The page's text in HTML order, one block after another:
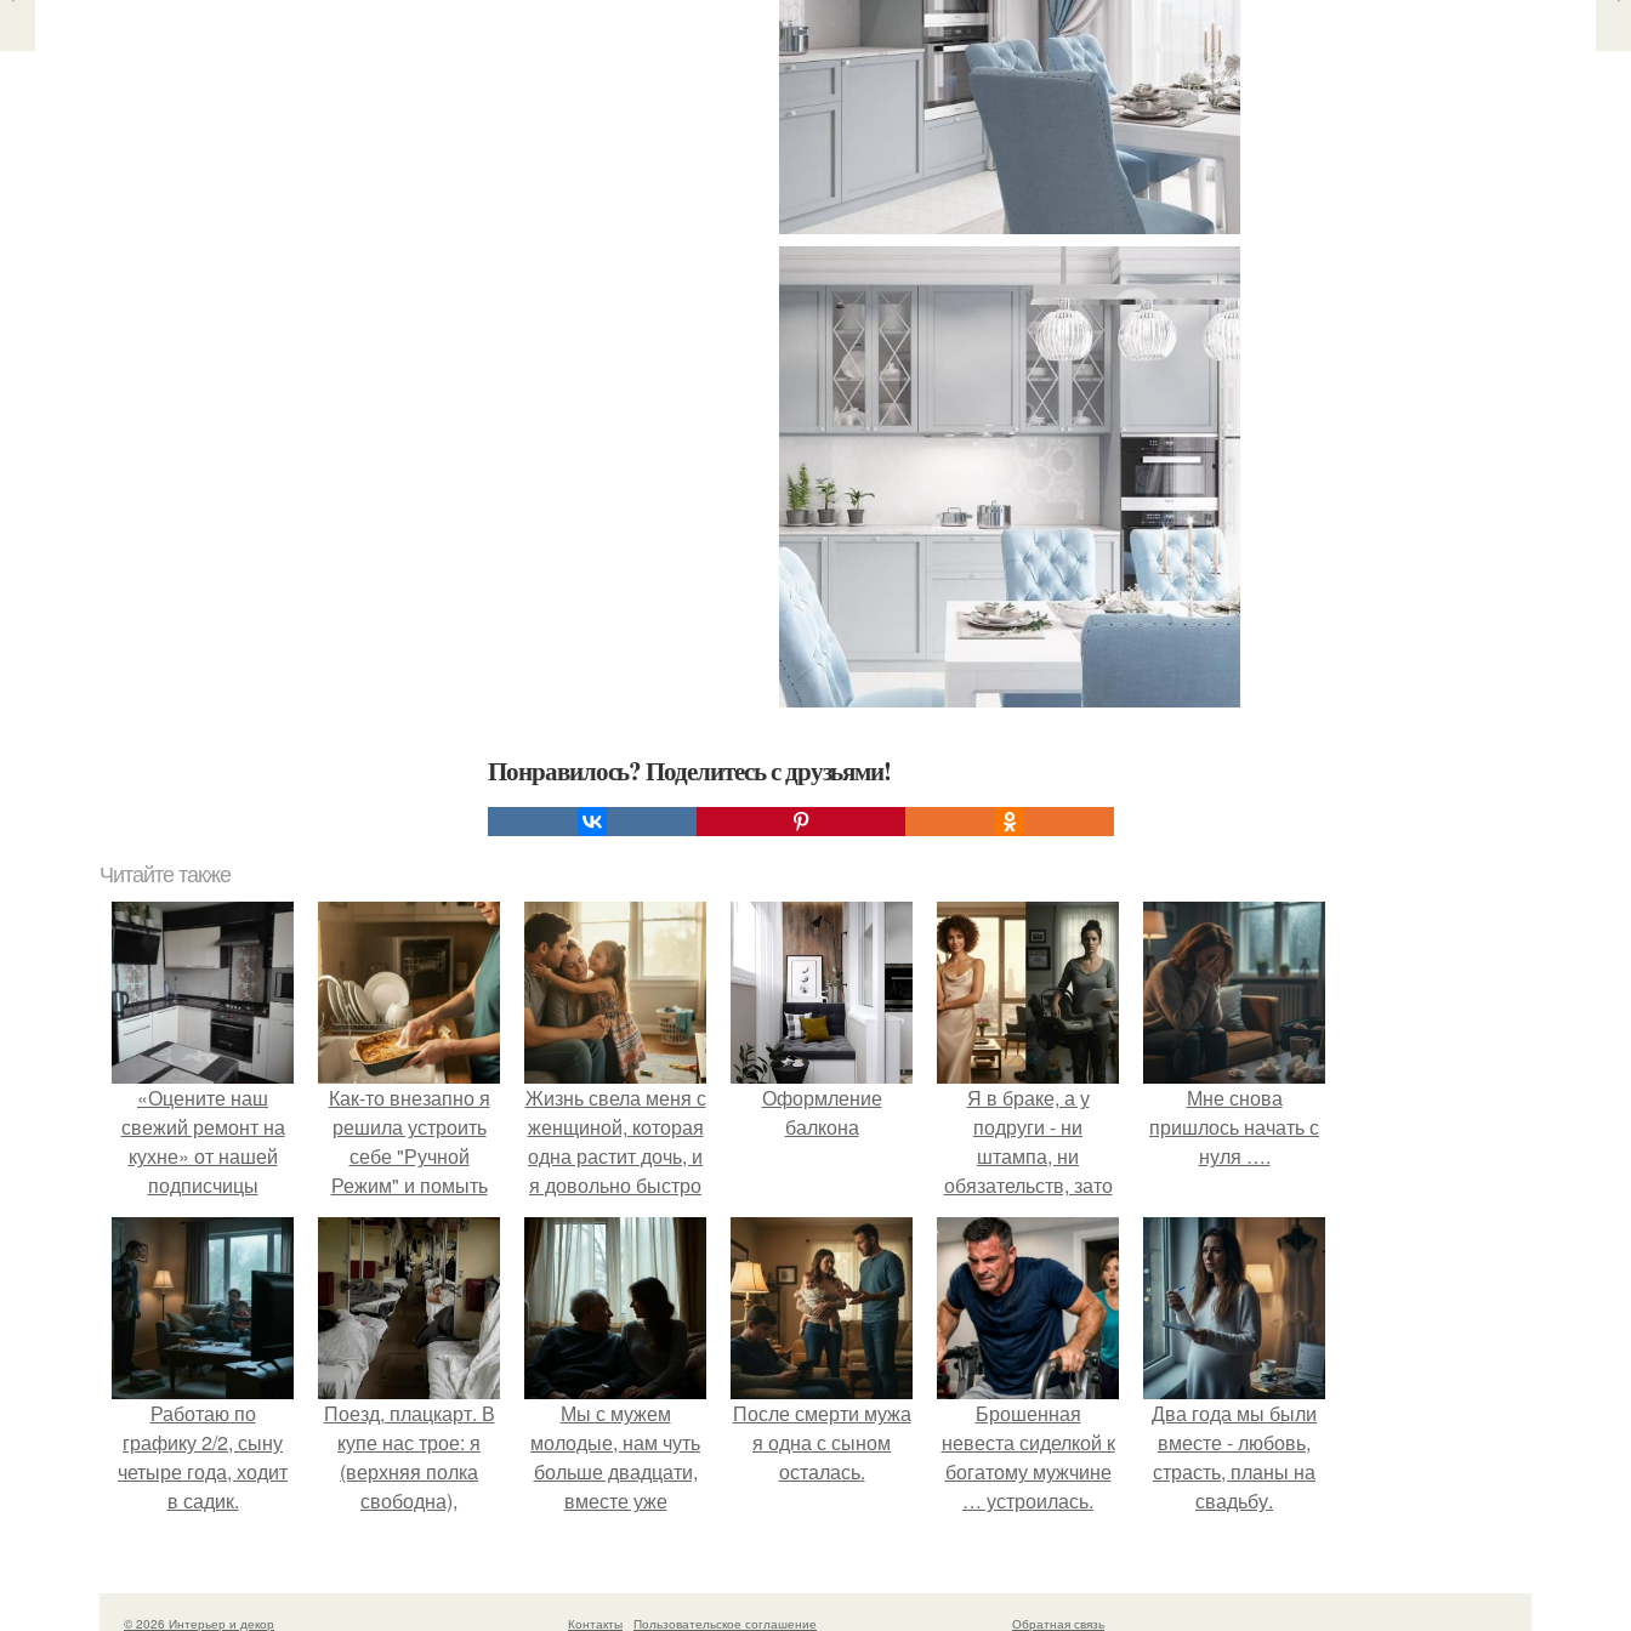
Понравилось? Поделитесь с друзьями!
Читайте также
«Оцените наш
свежий ремонт на
кухне» от нашей
подписчицы
Как-то внезапно я
решила устроить
себе "Ручной
Режим" и помыть
посуду без помощи
техники.
Жизнь свела меня с
женщиной, которая
одна растит дочь, и
я довольно быстро
привязался к ним
обеим.
Оформление
балкона
Я в браке, а у
подруги - ни
штампа, ни
обязательств, зато
ключи от новой
квартиры, которую
ей подарил
обеспеченный
мужчина.
Мне снова
пришлось начать с
нуля ….
Работаю по
графику 2/2, сыну
четыре года, ходит
в садик.
Поезд, плацкарт. В
купе нас трое: я
(верхняя полка
свободна),
сорока с дочкой
Мы с мужем
молодые, нам чуть
больше двадцати,
вместе уже
- сыну всего год.
После смерти мужа
я одна с сыном
осталась.
Брошенная
невеста сиделкой к
богатому мужчине
… устроилась.
Два года мы были
вместе - любовь,
страсть, планы на
свадьбу.
© 2026 Интерьер и декор Контакты Пользовательское соглашение Обратная связь